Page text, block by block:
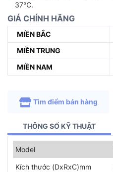
37℃.
GIÁ CHÍNH HÃNG
MIỀN BẮC
MIỀN TRUNG
MIỀN NAM
Tìm điểm bán hàng
THÔNG SỐ KỸ THUẬT
Model
Kích thước (DxRxC)mm